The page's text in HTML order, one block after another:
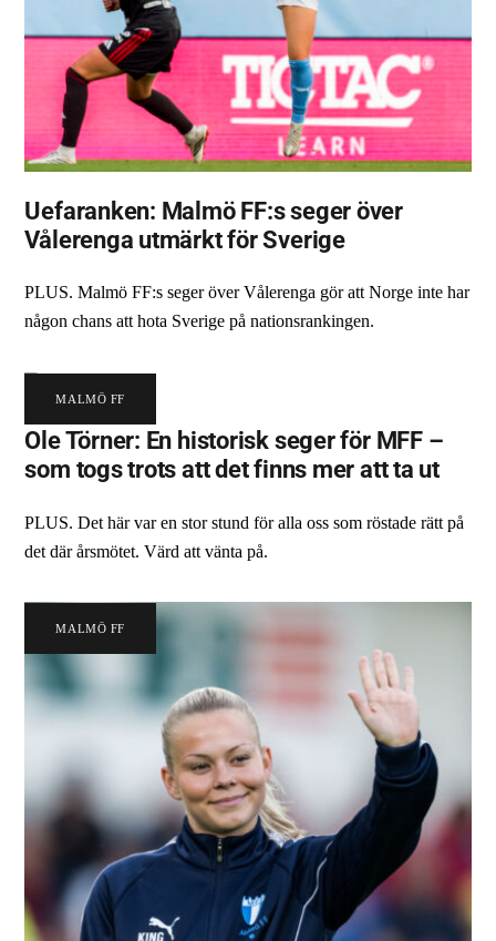
Uefaranken: Malmö FF:s seger över
Vålerenga utmärkt för Sverige
PLUS. Malmö FF:s seger över Vålerenga gör att Norge inte har
någon chans att hota Sverige på nationsrankingen.
MALMÖ FF
Ole Törner: En historisk seger för MFF –
som togs trots att det finns mer att ta ut
PLUS. Det här var en stor stund för alla oss som röstade rätt på
det där årsmötet. Värd att vänta på.
MALMÖ FF